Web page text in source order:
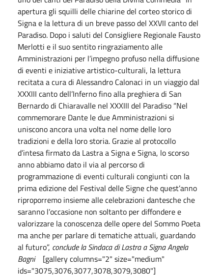
apertura gli squilli delle chiarine del corteo storico di
Signa e la lettura di un breve passo del XXVII canto del
Paradiso. Dopo i saluti del Consigliere Regionale Fausto
Merlotti e il suo sentito ringraziamento alle
Amministrazioni per l’impegno profuso nella diffusione
di eventi e iniziative artistico-culturali, la lettura
recitata a cura di Alessandro Calonaci in un viaggio dal
XXXIII canto dell’Inferno fino alla preghiera di San
Bernardo di Chiaravalle nel XXXIII del Paradiso “Nel
commemorare Dante le due Amministrazioni si
uniscono ancora una volta nel nome delle loro
tradizioni e della loro storia. Grazie al protocollo
d’intesa firmato da Lastra a Signa e Signa, lo scorso
anno abbiamo dato il via al percorso di
programmazione di eventi culturali congiunti con la
prima edizione del Festival delle Signe che quest’anno
riproporremo insieme alle celebrazioni dantesche che
saranno l’occasione non soltanto per diffondere e
valorizzare la conoscenza delle opere del Sommo Poeta
ma anche per parlare di tematiche attuali, guardando
al futuro”, conclude la Sindaca di Lastra a Signa Angela
Bagni [gallery columns="2" size="medium"
ids="3075,3076,3077,3078,3079,3080"]